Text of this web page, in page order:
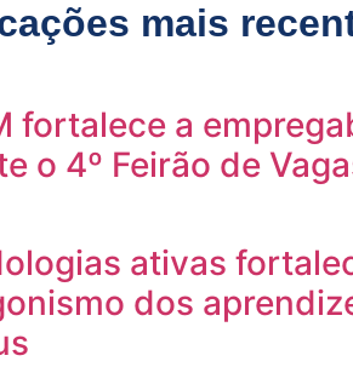
mais
fortalece a
o 4º Feirão de
ativas
dos